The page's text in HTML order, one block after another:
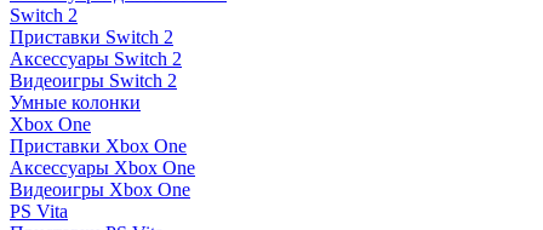
Switch 2
Приставки Switch 2
Аксессуары Switch 2
Видеоигры Switch 2
Умные колонки
Xbox One
Приставки Xbox One
Аксессуары Xbox One
Видеоигры Xbox One
PS Vita